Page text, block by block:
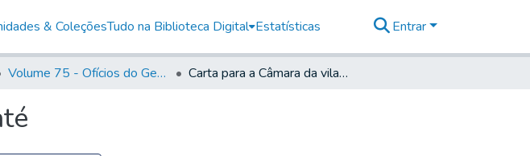
& ColeçõesTudo na Biblioteca Digital Estatísticas Entrar
Volume 75 - Ofícios do General Martim Lopes Lobo de Saldanha (Governador da Capitania): 1776-1777 Carta para a Câmara da vila de Taubaté